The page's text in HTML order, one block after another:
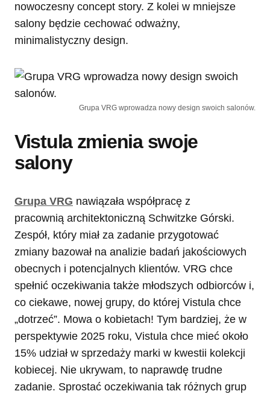
nowoczesny concept story. Z kolei w mniejsze
salony będzie cechować odważny,
minimalistyczny design.
Grupa VRG wprowadza nowy design swoich salonów.
Vistula zmienia swoje
salony
Grupa VRG nawiązała współpracę z
pracownią architektoniczną Schwitzke Górski.
Zespół, który miał za zadanie przygotować
zmiany bazował na analizie badań jakościowych
obecnych i potencjalnych klientów. VRG chce
spełnić oczekiwania także młodszych odbiorców i,
co ciekawe, nowej grupy, do której Vistula chce
„dotrzeć”. Mowa o kobietach! Tym bardziej, że w
perspektywie 2025 roku, Vistula chce mieć około
15% udział w sprzedaży marki w kwestii kolekcji
kobiecej. Nie ukrywam, to naprawdę trudne
zadanie. Sprostać oczekiwania tak różnych grup